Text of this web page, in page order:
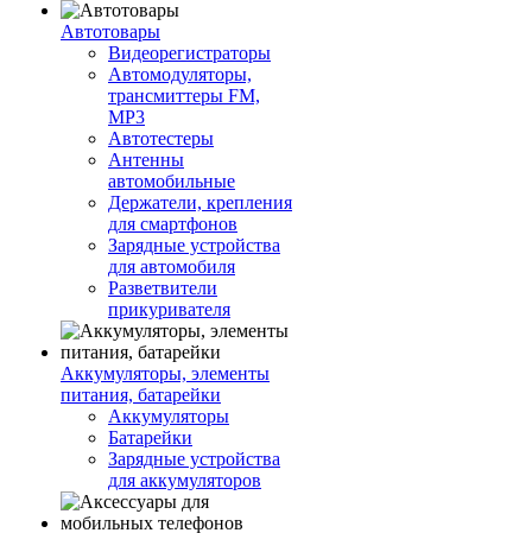
Автотовары
Видеорегистраторы
Автомодуляторы,
трансмиттеры FM,
MP3
Автотестеры
Антенны
автомобильные
Держатели, крепления
для смартфонов
Зарядные устройства
для автомобиля
Разветвители
прикуривателя
Аккумуляторы, элементы
питания, батарейки
Аккумуляторы
Батарейки
Зарядные устройства
для аккумуляторов